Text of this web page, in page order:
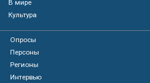
В мире
Культура
Опросы
Персоны
Регионы
Интервью